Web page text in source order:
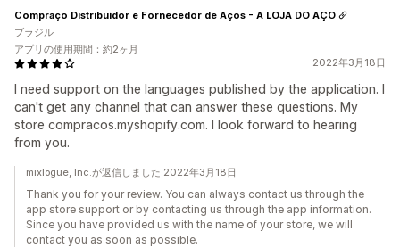
2022年3月18日
I need support on the languages published by the application. I
can't get any channel that can answer these questions. My
store compracos.myshopify.com. I look forward to hearing
from you.
Compraço Distribuidor e Fornecedor de Aços - A LOJA DO AÇO
ブラジル
アプリの使用期間：約2ヶ月
mixlogue, Inc.が返信しました 2022年3月18日
Thank you for your review. You can always contact us through the
app store support or by contacting us through the app information.
Since you have provided us with the name of your store, we will
contact you as soon as possible.